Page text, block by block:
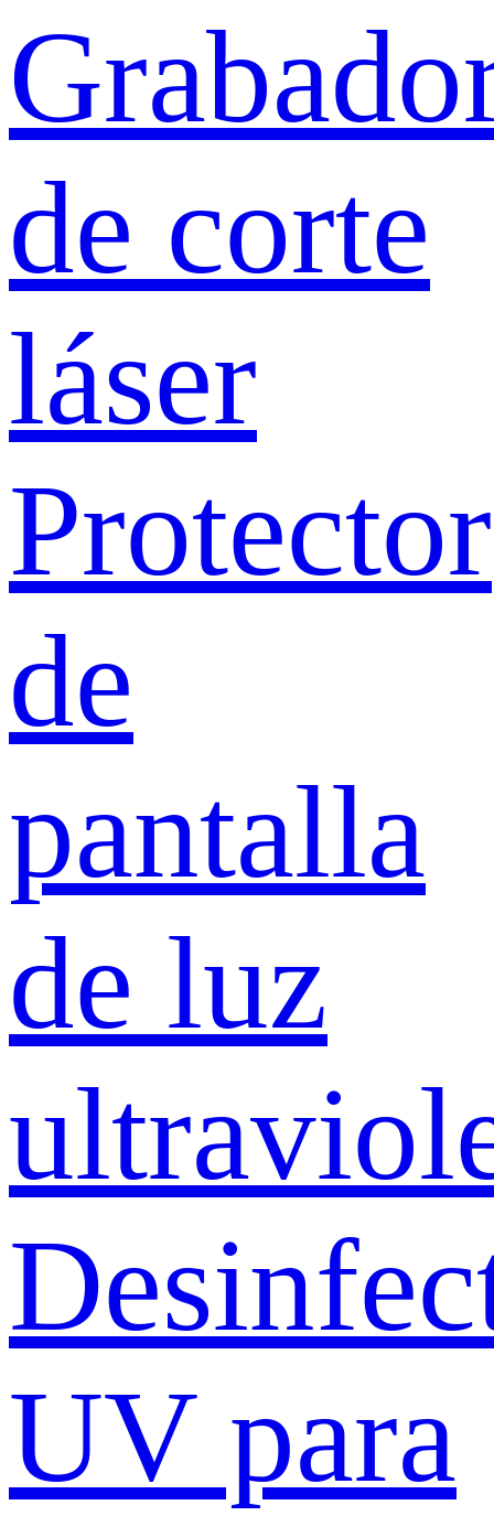
de corte
láser
Protector
de
pantalla
de luz
UV para